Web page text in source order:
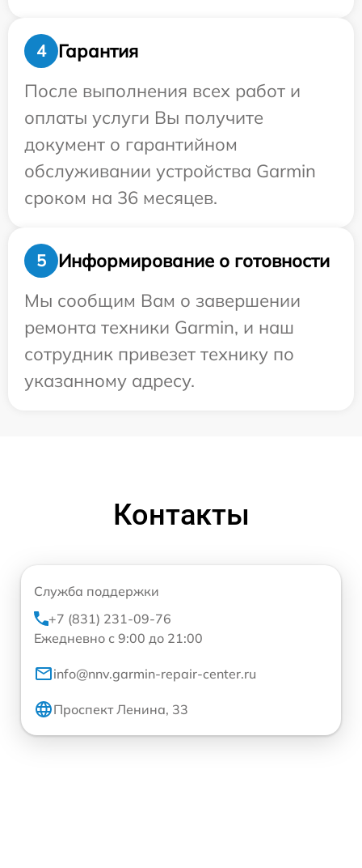
4
Гарантия
После выполнения всех работ и
оплаты услуги Вы получите
документ о гарантийном
обслуживании устройства Garmin
сроком на 36 месяцев.
5
Информирование о готовности
Мы сообщим Вам о завершении
ремонта техники Garmin, и наш
сотрудник привезет технику по
указанному адресу.
Контакты
Служба поддержки
+7 (831) 231-09-76
Ежедневно с 9:00 до 21:00
info@nnv.garmin-repair-center.ru
Проспект Ленина, 33